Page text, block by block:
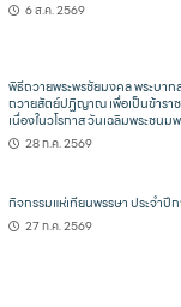
6 ส.ค. 2569
พิธีถวายพระพรชัยมงคล พระบาท
ถวายสัตย์ปฏิญาณ เพื่อเป็นข้ารา
เนื่องในวโรกาส วันเฉลิมพระชน
28 ก.ค. 2569
กิจกรรมแห่เทียนพรรษา ประจำปี
27 ก.ค. 2569